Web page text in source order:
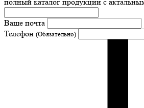
Ваше почта
Телефон (Обязательно)